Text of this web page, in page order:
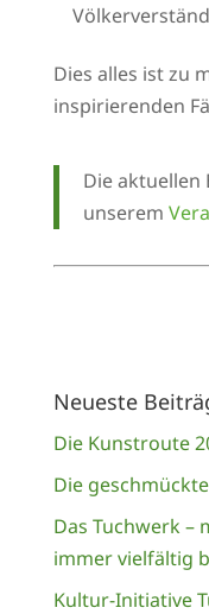
Dies alles ist zu
inspirierenden
Die aktuellen
unserem
Neueste
Die Kunstroute
Die
Das Tuchwerk –
immer vielfältig
Kultur-Initiative